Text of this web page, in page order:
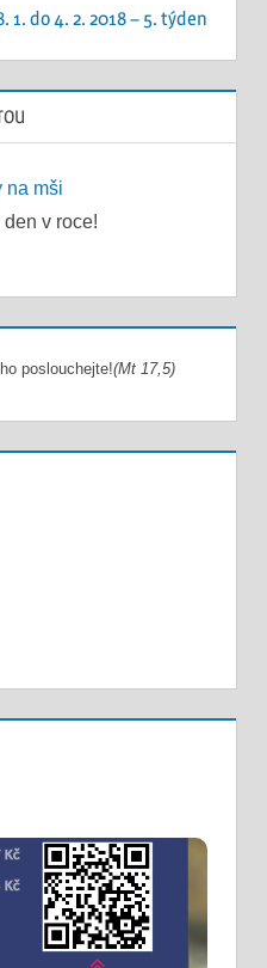
1. do 4. 2. 2018 – 5. týden
na mši
v roce!
poslouchejte!(Mt 17,5)